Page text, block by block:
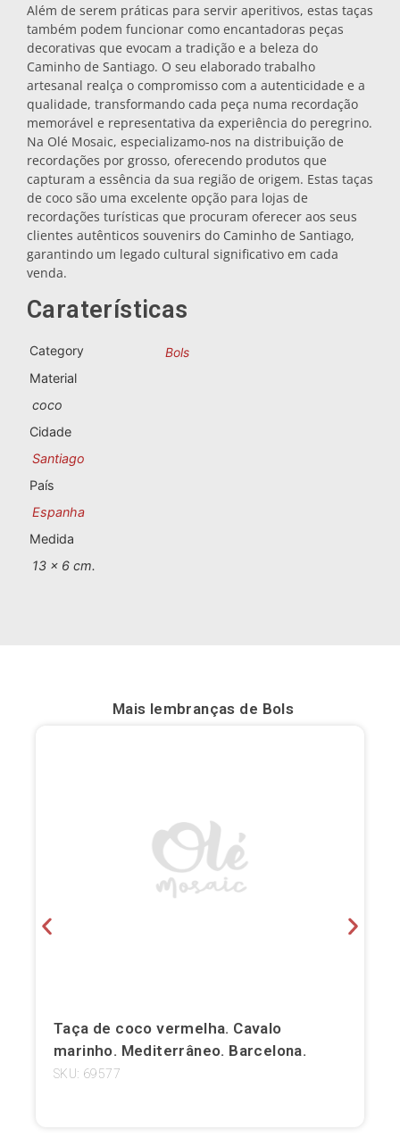
Copos
Copos de shot
Lembranças por cidade
Lembranças de Espanha
Lembranças de Portugal
Almeria
Elche
Além de serem práticas para servir aperitivos, estas taças
também podem funcionar como encantadoras peças
decorativas que evocam a tradição e a beleza do
Caminho de Santiago. O seu elaborado trabalho
artesanal realça o compromisso com a autenticidade e a
qualidade, transformando cada peça numa recordação
memorável e representativa da experiência do peregrino.
Na Olé Mosaic, especializamo-nos na distribuição de
recordações por grosso, oferecendo produtos que
capturam a essência da sua região de origem. Estas taças
de coco são uma excelente opção para lojas de
recordações turísticas que procuram oferecer aos seus
clientes autênticos souvenirs do Caminho de Santiago,
garantindo um legado cultural significativo em cada
venda.
Caraterísticas
Category
Bols
Material
coco
Cidade
Santiago
País
Espanha
Medida
13 x 6 cm.
Mais lembranças de Bols
Taça de coco vermelha. Cavalo
marinho. Mediterrâneo. Barcelona.
SKU: 69577